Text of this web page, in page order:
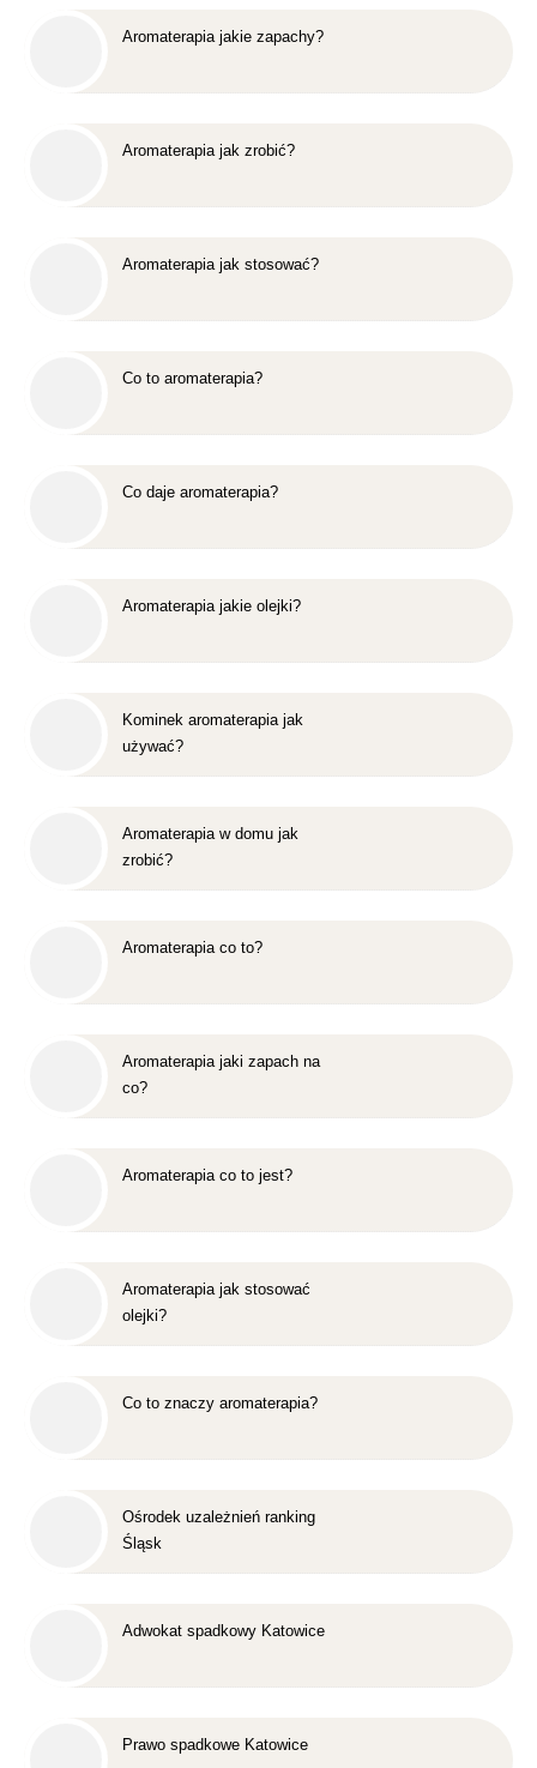
Aromaterapia jakie zapachy?
Aromaterapia jak zrobić?
Aromaterapia jak stosować?
Co to aromaterapia?
Co daje aromaterapia?
Aromaterapia jakie olejki?
Kominek aromaterapia jak
używać?
Aromaterapia w domu jak
zrobić?
Aromaterapia co to?
Aromaterapia jaki zapach na
co?
Aromaterapia co to jest?
Aromaterapia jak stosować
olejki?
Co to znaczy aromaterapia?
Ośrodek uzależnień ranking
Śląsk
Adwokat spadkowy Katowice
Prawo spadkowe Katowice